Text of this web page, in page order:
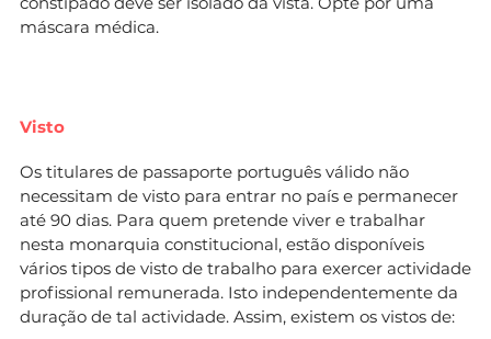
máscara médica.
Visto
Os titulares de passaporte português válido não
necessitam de visto para entrar no país e permanecer
até 90 dias. Para quem pretende viver e trabalhar
nesta monarquia constitucional, estão disponíveis
vários tipos de visto de trabalho para exercer actividade
profissional remunerada. Isto independentemente da
duração de tal actividade. Assim, existem os vistos de: